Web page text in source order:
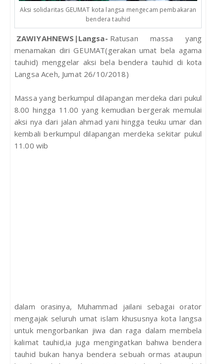
Aksi solidaritas GEUMAT kota langsa mengecam pembakaran
bendera tauhid
ZAWIYAHNEWS|Langsa- Ratusan massa yang
menamakan diri GEUMAT(gerakan umat bela agama
tauhid) menggelar aksi bela bendera tauhid di kota
Langsa Aceh, Jumat 26/10/2018)
Massa yang berkumpul dilapangan merdeka dari pukul
8.00 hingga 11.00 yang kemudian bergerak memulai
aksi nya dari jalan ahmad yani hingga teuku umar dan
kembali berkumpul dilapangan merdeka sekitar pukul
11.00 wib
dalam orasinya, Muhammad jailani sebagai orator
mengajak seluruh umat islam khususnya kota langsa
untuk mengorbankan jiwa dan raga dalam membela
kalimat tauhid,ia juga mengingatkan bahwa bendera
tauhid bukan hanya bendera sebuah ormas ataupun